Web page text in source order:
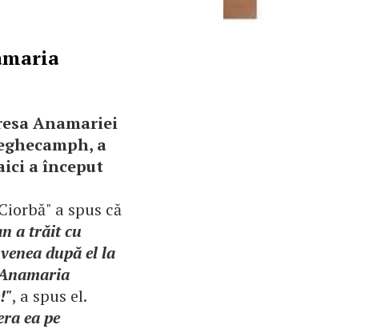
Anamariei
a
a început
a spus că
a trăit cu
după el la
, a spus el.
ea pe